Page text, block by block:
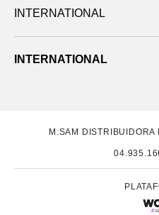
INTERNATIONAL
INTERNATIONAL
M.SAM